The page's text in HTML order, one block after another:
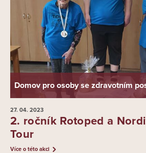
Domov pro osoby se zdravotním
27. 04. 2023
2. ročník Rotoped a
Tour
Více o této akci